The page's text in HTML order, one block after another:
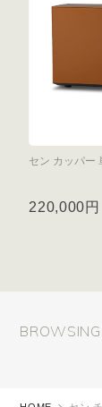
セン カッパー
220,000円